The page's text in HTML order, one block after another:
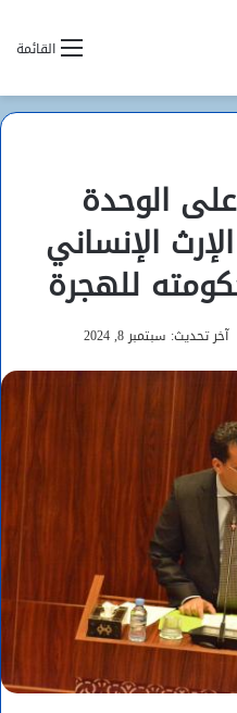
القائمة
على الوحدة
الإنساني
للهجرة
آخر تحديث: سبتمبر 8, 2024